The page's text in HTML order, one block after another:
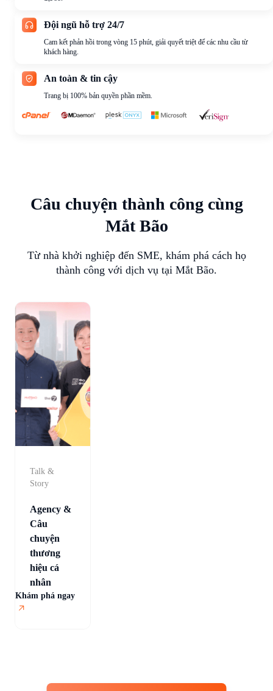
An toàn & tin cậy
Trang bị 100% bản quyền phần mềm.
Đội ngũ hỗ trợ 24/7
Cam kết phản hồi trong vòng 15 phút, giải quyết triệt để các nhu cầu từ
khách hàng.
Câu chuyện thành công cùng
Mắt Bão
Từ nhà khởi nghiệp đến SME, khám phá cách họ
thành công với dịch vụ tại Mắt Bão.
Talk &
Story
Agency &
Câu
chuyện
thương
hiệu cá
nhân
Khám phá ngay